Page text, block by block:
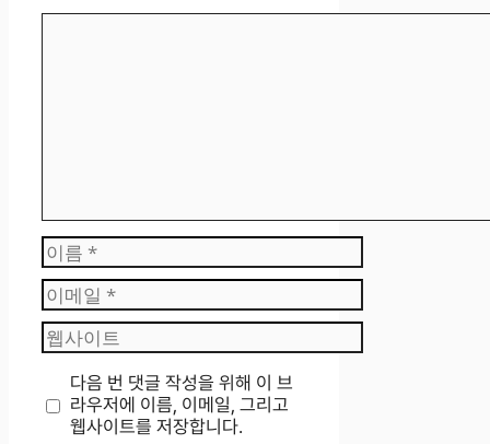
이
름
이
메
일
웹
사
트
다음 번 댓글 작성을 위해 이 브
라우저에 이름, 이메일, 그리고
웹사이트를 저장합니다.